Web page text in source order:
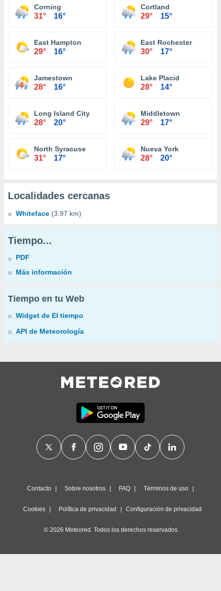
Corning
31° 16°
Cortland
29° 15°
East Hampton
29° 16°
East Rochester
30° 17°
Jamestown
28° 16°
Lake Placid
28° 14°
Long Island City
28° 20°
Middletown
29° 17°
North Syracuse
31° 17°
Nueva York
28° 20°
Localidades cercanas
Whiteface (3.97 km)
Tiempo...
PDF
Más información
Tiempo en tu Web
Widget de El tiempo
API de Meteorología
Contacto Sobre nosotros FAQ Términos de uso
Cookies Política de privacidad Configuración de privacidad
© 2026 Meteored. Todos los derechos reservados